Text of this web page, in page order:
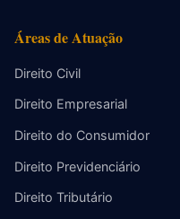
Áreas de Atuação
Direito Civil
Direito Empresarial
Direito do Consumidor
Direito Previdenciário
Direito Tributário